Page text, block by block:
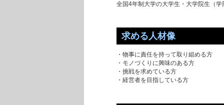
全国4年制大学の大学生・大学院生（学
求める人材像
・物事に責任を持って取り組める方
・モノづくりに興味のある方
・挑戦を求めている方
・経営者を目指している方